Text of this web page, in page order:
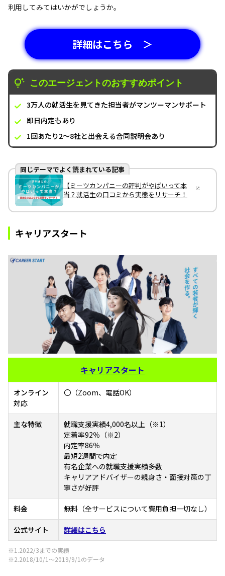
利用してみてはいかがでしょうか。
詳細はこちら ＞
このエージェントのおすすめポイント
3万人の就活生を見てきた担当者がマンツーマンサポート
即日内定もあり
1回あたり2～8社と出会える合同説明会あり
同じテーマでよく読まれている記事
【ミーツカンパニーの評判がやばいって本
当？就活生の口コミから実態をリサーチ！
キャリアスタート
キャリアスタート
オンライン
対応
〇（Zoom、電話OK）
主な特徴
就職支援実績4,000名以上（※1）
定着率92％（※2）
内定率86％
最短2週間で内定
有名企業への就職支援実績多数
キャリアアドバイザーの親身さ・面接対策の丁
寧さが好評
料金 無料（全サービスについて費用負担一切なし）
公式サイト 詳細はこちら
※1.2022/3までの実績
※2.2018/10/1～2019/9/1のデータ